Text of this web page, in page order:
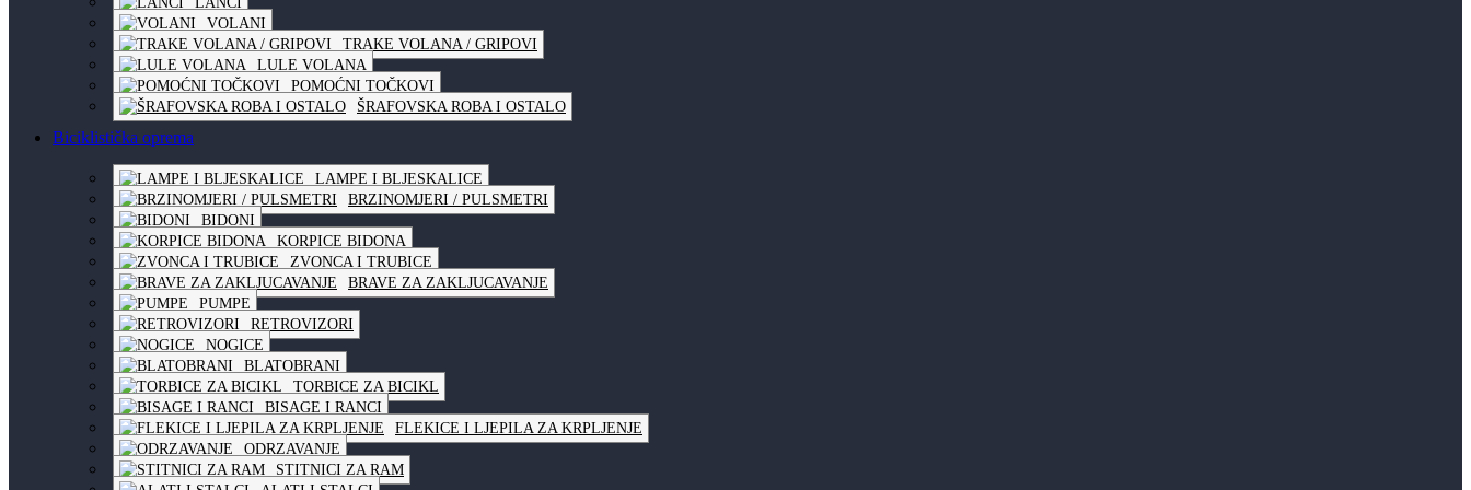
VOLANI
TRAKE VOLANA / GRIPOVI
LULE VOLANA
POMOĆNI TOČKOVI
ŠRAFOVSKA ROBA I OSTALO
Biciklistička oprema
LAMPE I BLJESKALICE
BRZINOMJERI / PULSMETRI
BIDONI
KORPICE BIDONA
ZVONCA I TRUBICE
BRAVE ZA ZAKLJUCAVANJE
PUMPE
RETROVIZORI
NOGICE
BLATOBRANI
TORBICE ZA BICIKL
BISAGE I RANCI
FLEKICE I LJEPILA ZA KRPLJENJE
ODRZAVANJE
STITNICI ZA RAM